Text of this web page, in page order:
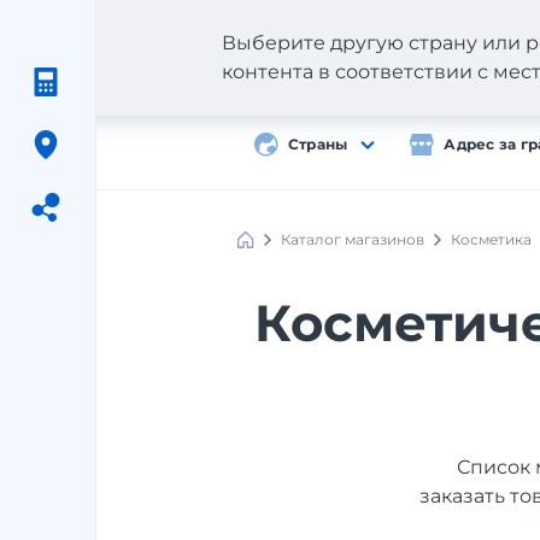
Страны Адрес за
Выберите другую страну или
контента в соответствии с
Meest
Каталог магазинов Косметика
Список
заказать